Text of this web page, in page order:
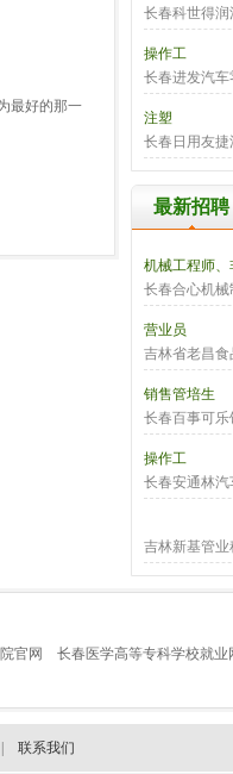
最好的那一
长春科世得润
操作工
长春进发汽车
注塑
长春日用友捷
最新招聘
机械工程师
长春合心机械
营业员
吉林省老昌食
销售管培生
长春百事可乐
操作工
长春安通林汽
吉林新基管业
官网 长春医学高等专科学校就业
联系我们